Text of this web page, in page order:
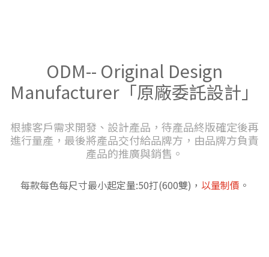
ODM-- Original Design
Manufacturer「原廠委託設計」
根據客戶需求開發、設計產品，待產品終版確定後再
進行量產，最後將產品交付給品牌方，由品牌方負責
產品的推廣與銷售。
每款每色每尺寸最小起定量:50打(600雙)， 以量制價 。